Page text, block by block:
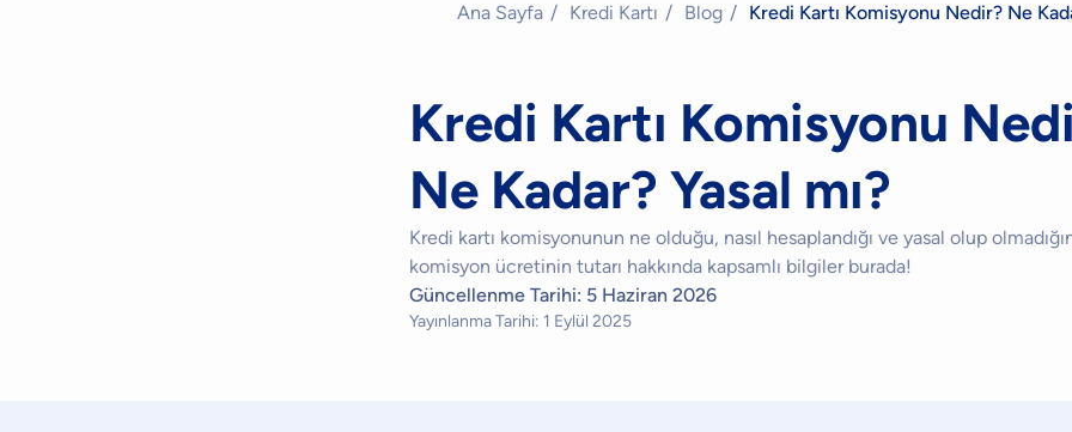
Ana Sayfa / Kredi Kartı / Blog / Kredi Kartı Komisyonu Nedir? Ne
Kredi Kartı Komisyonu
Ne Kadar? Yasal mı?
Kredi kartı komisyonunun ne olduğu, nasıl hesaplandığı ve yasal olup
komisyon ücretinin tutarı hakkında kapsamlı bilgiler burada!
Güncellenme Tarihi: 5 Haziran 2026
Yayınlanma Tarihi: 1 Eylül 2025